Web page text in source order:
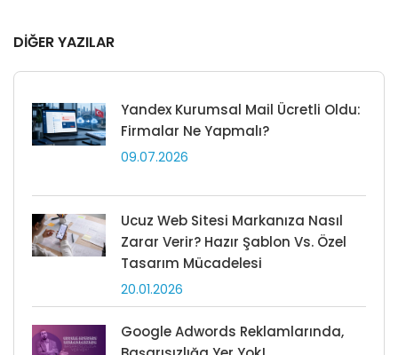
DİĞER YAZILAR
Yandex Kurumsal Mail Ücretli Oldu:
Firmalar Ne Yapmalı?
09.07.2026
Ucuz Web Sitesi Markanıza Nasıl
Zarar Verir? Hazır Şablon Vs. Özel
Tasarım Mücadelesi
20.01.2026
Google Adwords Reklamlarında,